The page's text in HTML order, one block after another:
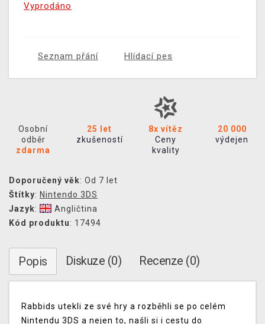
Vyprodáno
Seznam přání Hlídací pes
Osobní
odběr
zdarma
25 let
zkušeností
8x vítěz
Ceny
kvality
20 000
výdejen
Doporučený věk: Od 7 let
Štítky: Nintendo 3DS
Jazyk:
Angličtina
Kód produktu: 17494
Popis Diskuze (0) Recenze (0)
Rabbids utekli ze své hry a rozběhli se po celém
Nintendu 3DS a nejen to, našli si i cestu do